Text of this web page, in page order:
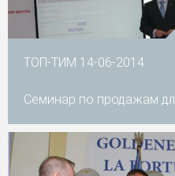
ТОП-ТИМ 14-06-2014
Семинар по продажам